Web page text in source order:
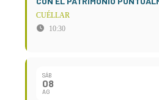
CUÉLLAR
10:30
SÁB
08
AG